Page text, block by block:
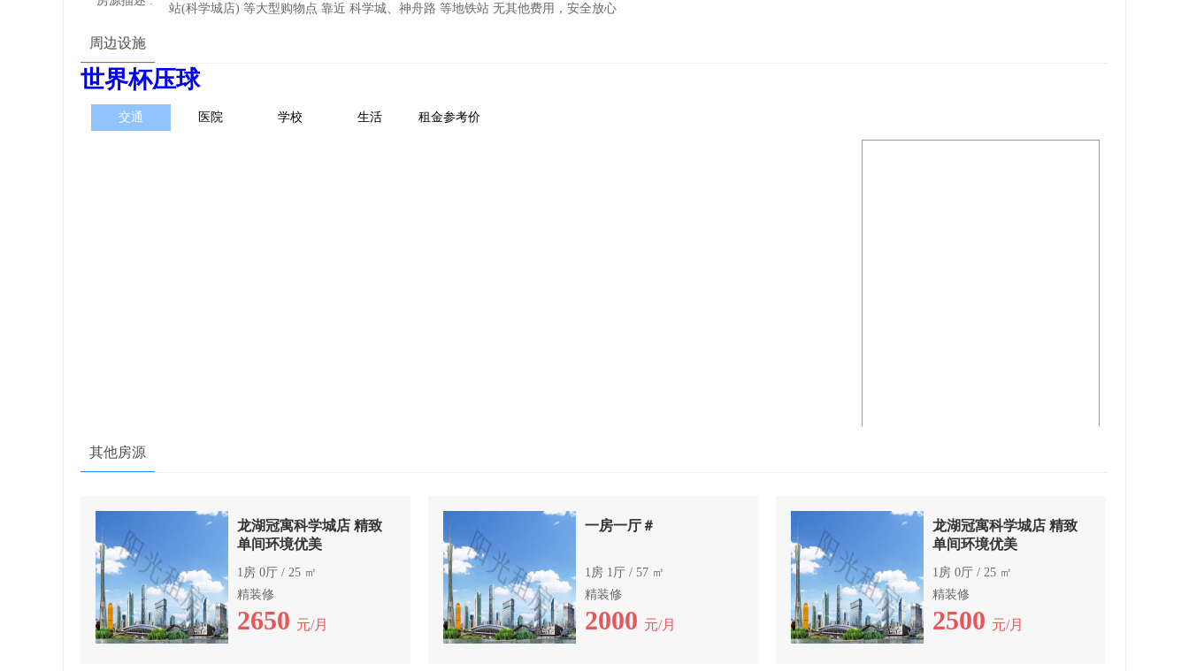
站(科学城店) 等大型购物点 靠近 科学城、神舟路 等地铁站 无其他费用，安全放心
周边设施
其他房源
龙湖冠寓科学城店 精致
单间环境优美
1房 0厅 / 25 ㎡
精装修
2650 元/月
一房一厅＃
1房 1厅 / 57 ㎡
精装修
2000 元/月
龙湖冠寓科学城店 精致
单间环境优美
1房 0厅 / 25 ㎡
精装修
2500 元/月